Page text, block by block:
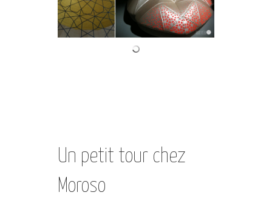
Un petit tour chez
Moroso